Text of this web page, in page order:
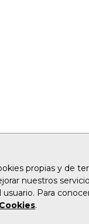
propias y de
nuestros
Para
.